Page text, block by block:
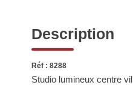
Description
Réf : 8288
Studio lumineux centre